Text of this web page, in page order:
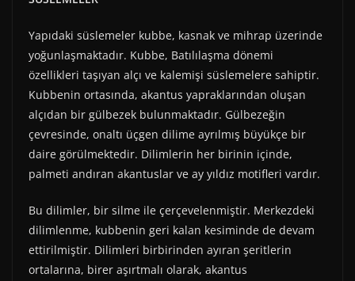
Yapıdaki süslemeler kubbe, kasnak ve mihrap üzerinde
yoğunlaşmaktadır. Kubbe, Batılılaşma dönemi
özellikleri taşıyan alçı ve kalemişi süslemelere sahiptir.
Kubbenin ortasında, akantus yapraklarından oluşan
alçıdan bir gülbezek bulunmaktadır. Gülbezeğin
çevresinde, onaltı üçgen dilime ayrılmış büyükçe bir
daire görülmektedir. Dilimlerin her birinin içinde,
palmeti andıran akantuslar ve ay yıldız motifleri vardır.
Bu dilimler, bir silme ile çerçevelenmiştir. Merkezdeki
dilimlenme, kubbenin geri kalan kesiminde de devam
ettirilmiştir. Dilimleri birbirinden ayıran şeritlerin
ortalarına, birer aşırtmalı olarak, akantus